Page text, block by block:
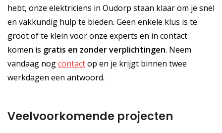
hebt, onze elektriciens in Oudorp staan klaar om je snel
en vakkundig hulp te bieden. Geen enkele klus is te
groot of te klein voor onze experts en in contact
komen is gratis en zonder verplichtingen. Neem
vandaag nogcontactop en je krijgt binnen twee
werkdagen een antwoord.
Veelvoorkomende projecten